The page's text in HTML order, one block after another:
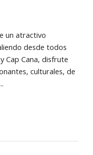
un atractivo
desde todos
Cap Cana, disfrute
culturales, de